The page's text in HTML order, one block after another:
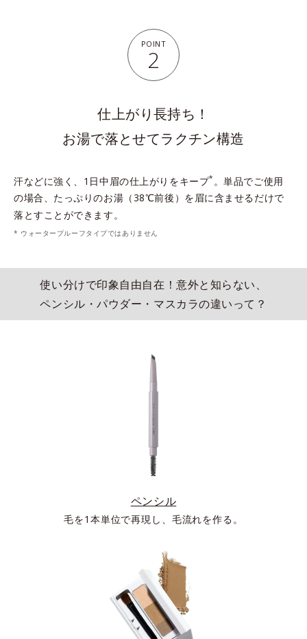
POINT
2
仕上がり長持ち！
お湯で落とせてラクチン構造
汗などに強く、1日中眉の仕上がりをキープ* 。単品でご使用
の場合、たっぷりのお湯（38℃前後）を眉に含ませるだけで
落とすことができます。
* ウォータープルーフタイプではありません
使い分けで印象自由自在！意外と知らない、
ペンシル・パウダー・マスカラの違いって？
ペンシル
毛を1本単位で再現し、毛流れを作る。